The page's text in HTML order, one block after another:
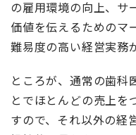
の雇用環境の向上、サ
価値を伝えるためのマ
難易度の高い経営実務
ところが、通常の歯科
とでほとんどの売上を
すので、それ以外の経